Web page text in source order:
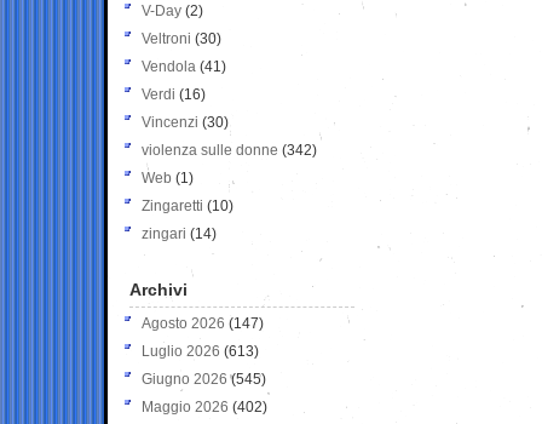
V-Day (2)
Veltroni (30)
Vendola (41)
Verdi (16)
Vincenzi (30)
violenza sulle donne (342)
Web (1)
Zingaretti (10)
zingari (14)
Archivi
Agosto 2026 (147)
Luglio 2026 (613)
Giugno 2026 (545)
Maggio 2026 (402)